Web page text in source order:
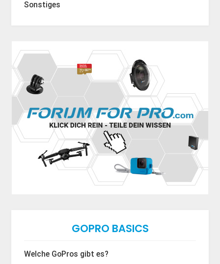
Sonstiges
GOPRO BASICS
Welche GoPros gibt es?